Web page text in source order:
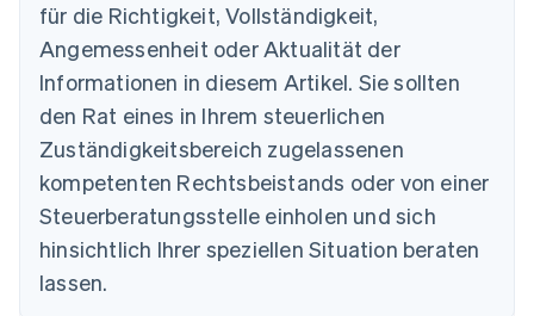
für die Richtigkeit, Vollständigkeit,
Angemessenheit oder Aktualität der
Informationen in diesem Artikel. Sie sollten
den Rat eines in Ihrem steuerlichen
Zuständigkeitsbereich zugelassenen
kompetenten Rechtsbeistands oder von einer
Steuerberatungsstelle einholen und sich
hinsichtlich Ihrer speziellen Situation beraten
lassen.
Dänemark
English
Deutschland
Deutsch English
Estland
English
Festlandchina
简体中文 English
Finnland
EnglishSvenska
Frankreich
Français